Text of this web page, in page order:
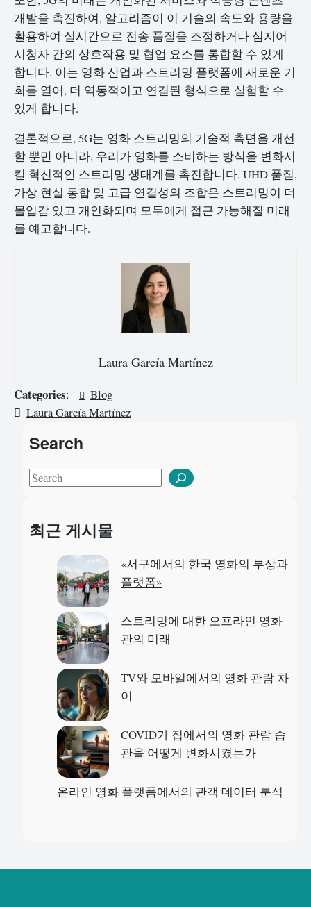
개발을 촉진하여, 알고리즘이 이 기술의 속도와 용량을
활용하여 실시간으로 전송 품질을 조정하거나 심지어
시청자 간의 상호작용 및 협업 요소를 통합할 수 있게
합니다. 이는 영화 산업과 스트리밍 플랫폼에 새로운 기
회를 열어, 더 역동적이고 연결된 형식으로 실험할 수
있게 합니다.
결론적으로, 5G는 영화 스트리밍의 기술적 측면을 개선
할 뿐만 아니라, 우리가 영화를 소비하는 방식을 변화시
킬 혁신적인 스트리밍 생태계를 촉진합니다. UHD 품질,
가상 현실 통합 및 고급 연결성의 조합은 스트리밍이 더
몰입감 있고 개인화되며 모두에게 접근 가능해질 미래
를 예고합니다.
Laura García Martínez
Categories:
Blog
Laura García Martínez
Search
S
r
최근 게시물
«서구에서의 한국 영화의 부상과
플랫폼»
스트리밍에 대한 오프라인 영화
관의 미래
TV와 모바일에서의 영화 관람 차
이
COVID가 집에서의 영화 관람 습
관을 어떻게 변화시켰는가
온라인 영화 플랫폼에서의 관객 데이터 분석